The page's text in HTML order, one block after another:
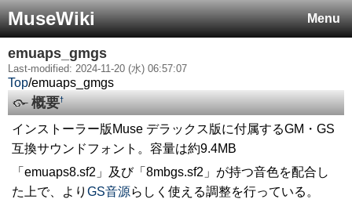
Menu
MuseWiki
emuaps_gmgs
Last-modified: 2024-11-20 (水) 06:57:07
Top/emuaps_gmgs
概要†
インストーラー版Muse デラックス版に付属するGM・GS
互換サウンドフォント。容量は約9.4MB
「emuaps8.sf2」及び「8mbgs.sf2」が持つ音色を配合し
た上で、より GS音源らしく使える調整を行っている。